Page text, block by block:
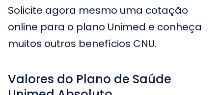
Solicite agora mesmo uma cotação
online para o plano Unimed e conheça
muitos outros benefícios CNU.
Valores do Plano de Saúde